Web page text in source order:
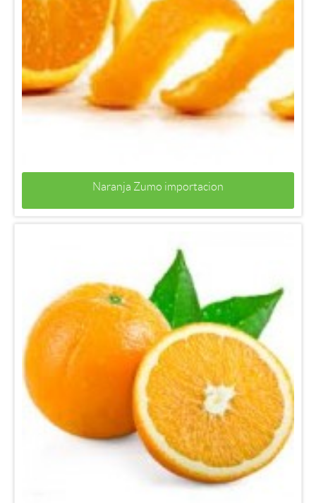
Naranja Zumo importacion